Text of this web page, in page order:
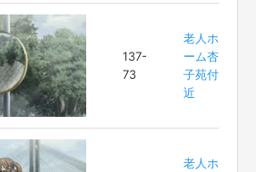
137-
73
老人ホ
ーム杏
子苑付
近
老人ホ